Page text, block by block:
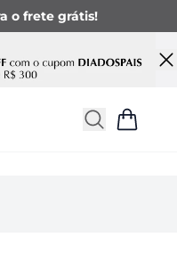
o frete grátis!